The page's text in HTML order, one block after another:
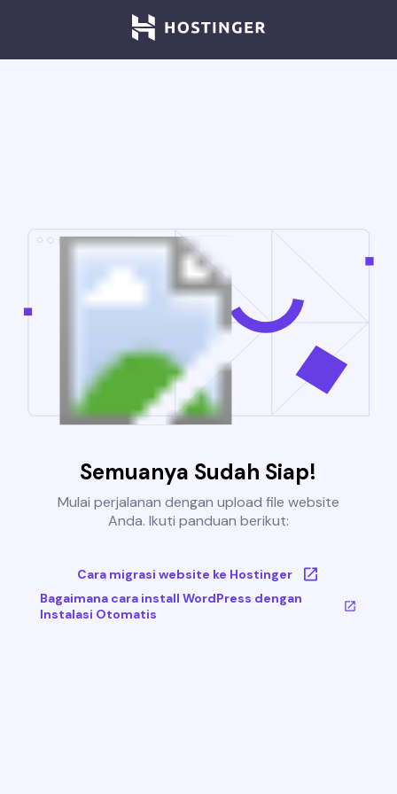
Semuanya Sudah Siap!
Mulai perjalanan dengan upload file website
Anda. Ikuti panduan berikut:
Cara migrasi website ke Hostinger
Bagaimana cara install WordPress dengan
Instalasi Otomatis